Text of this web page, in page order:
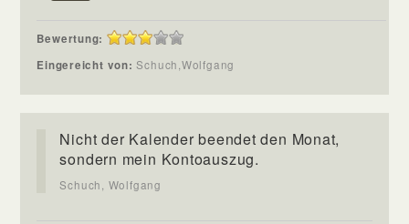
Bewertung:
Eingereicht von:Schuch,Wolfgang
Nicht der Kalender beendet den Monat,
sondern mein Kontoauszug.
Schuch, Wolfgang